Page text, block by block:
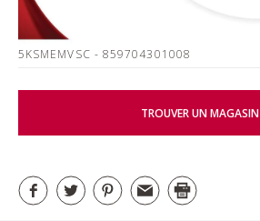
5KSMEMVSC - 859704301008
TROUVER UN MAGASIN